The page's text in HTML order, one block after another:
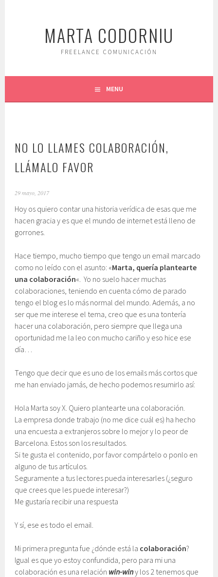
MARTA CODORNIU
FREELANCE COMUNICACIÓN
MENU
NO LO LLAMES COLABORACIÓN,
LLÁMALO FAVOR
29 mayo, 2017
Hoy os quiero contar una historia verídica de esas que me
hacen gracia y es que el mundo de internet está lleno de
gorrones.
Hace tiempo, mucho tiempo que tengo un email marcado
como no leído con el asunto: «Marta, quería plantearte
una colaboración«. Yo no suelo hacer muchas
colaboraciones, teniendo en cuenta cómo de parado
tengo el blog es lo más normal del mundo. Además, a no
ser que me interese el tema, creo que es una tontería
hacer una colaboración, pero siempre que llega una
oportunidad me la leo con mucho cariño y eso hice ese
día…
Tengo que decir que es uno de los emails más cortos que
me han enviado jamás, de hecho podemos resumirlo así:
Hola Marta soy X. Quiero plantearte una colaboración.
La empresa donde trabajo (no me dice cuál es) ha hecho
una encuesta a extranjeros sobre lo mejor y lo peor de
Barcelona. Estos son los resultados.
Si te gusta el contenido, por favor compártelo o ponlo en
alguno de tus artículos.
Seguramente a tus lectores pueda interesarles (¿seguro
que crees que les puede interesar?)
Me gustaría recibir una respuesta
Y sí, ese es todo el email.
Mi primera pregunta fue ¿dónde está la colaboración?
Igual es que yo estoy confundida, pero para mi una
colaboración es una relación win-winy los 2 tenemos que